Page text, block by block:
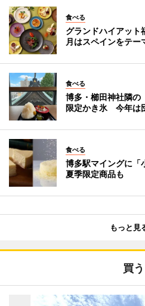
食べる
グランドハイアッ
月はスペインをテー
食べる
博多・櫛田神社隣の
限定かき氷 今年は
食べる
博多駅マイングに
夏季限定商品も
もっと見
買う